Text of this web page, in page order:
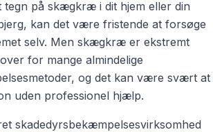
tegn på skægkræ i dit hjem eller din
kan det være fristende at forsøge
selv. Men skægkræ er ekstremt
for mange almindelige
og det kan være svært at
uden professionel hjælp.
skadedyrsbekæmpelsesvirksomhed